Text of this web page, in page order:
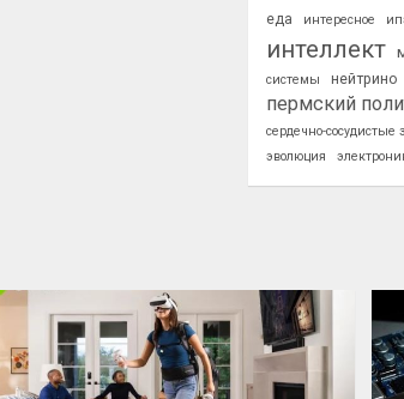
еда
интересное
интеллект
системы
нейтрино
пермский
сердечно-сосудистые
эволюция